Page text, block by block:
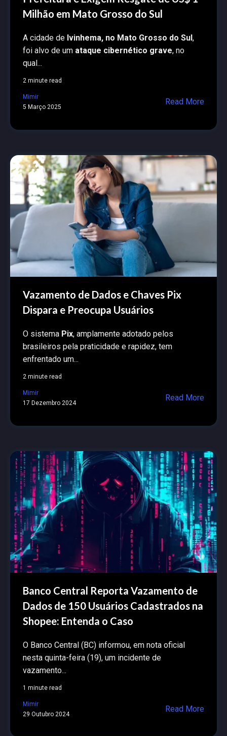
Milhão em Mato Grosso do Sul
A cidade de Ivinhema, no Mato Grosso do Sul,
foi alvo de um ataque cibernético grave, no
qual...
2 minute read
Mimir
5 Março 2025
Read More
Vazamento de Dados e Chaves Pix
Dispara e Preocupa Usuários
O sistema Pix, amplamente adotado pelos
brasileiros pela praticidade e rapidez, tem
enfrentado um...
2 minute read
Mimir
17 Dezembro 2024
Read More
Banco Central Reporta Vazamento de
Dados de 150 Usuários Cadastrados na
Shopee: Entenda o Caso
O Banco Central (BC) informou, em nota oficial
nesta quinta-feira (19), um incidente de
vazamento...
1 minute read
Mimir
29 Outubro 2024
Read More